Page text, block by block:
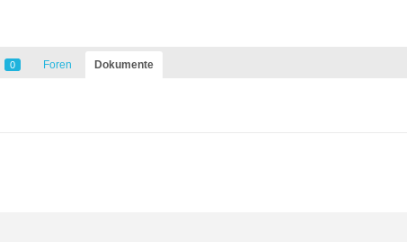
0 Foren Dokumente